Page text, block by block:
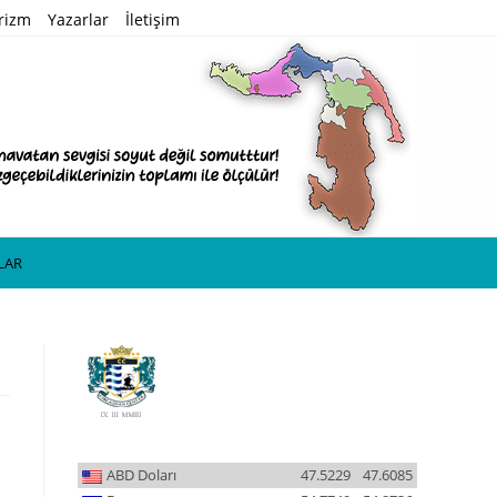
Yazarlar İletişim
ABD Doları 47.6085
47.5229